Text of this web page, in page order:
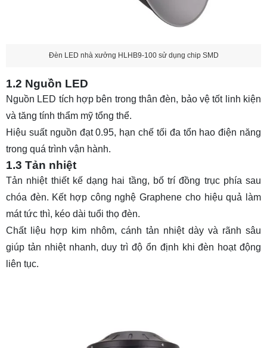
Đèn LED nhà xưởng HLHB9-100 sử dụng chip SMD
1.2 Nguồn LED
Nguồn LED tích hợp bên trong thân đèn, bảo vệ tốt linh kiện
và tăng tính thẩm mỹ tổng thể.
Hiệu suất nguồn đạt 0.95, hạn chế tối đa tổn hao điện năng
trong quá trình vận hành.
1.3 Tản nhiệt
Tản nhiệt thiết kế dạng hai tầng, bố trí đồng trục phía sau
chóa đèn. Kết hợp công nghệ Graphene cho hiệu quả làm
mát tức thì, kéo dài tuổi thọ đèn.
Chất liệu hợp kim nhôm, cánh tản nhiệt dày và rãnh sâu
giúp tản nhiệt nhanh, duy trì độ ổn định khi đèn hoạt động
liên tục.